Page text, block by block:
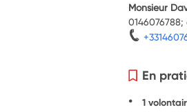
Monsieur
En
1